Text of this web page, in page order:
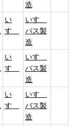
造
い
すゞ
いすゞ
バス製
造
い
すゞ
いすゞ
バス製
造
い
すゞ
いすゞ
バス製
造